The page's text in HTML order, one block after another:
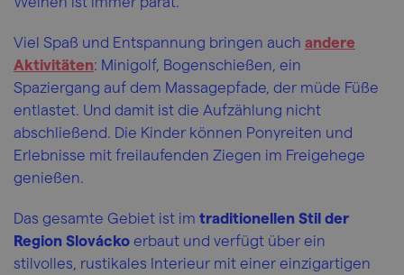
Viel Spaß und Entspannung bringen auch andere
Aktivitäten: Minigolf, Bogenschießen, ein
Spaziergang auf dem Massagepfade, der müde Füße
entlastet. Und damit ist die Aufzählung nicht
abschließend. Die Kinder können Ponyreiten und
Erlebnisse mit freilaufenden Ziegen im Freigehege
genießen.
Das gesamte Gebiet ist im traditionellen Stil der
Region Slovácko erbaut und verfügt über ein
stilvolles, rustikales Interieur mit einer einzigartigen